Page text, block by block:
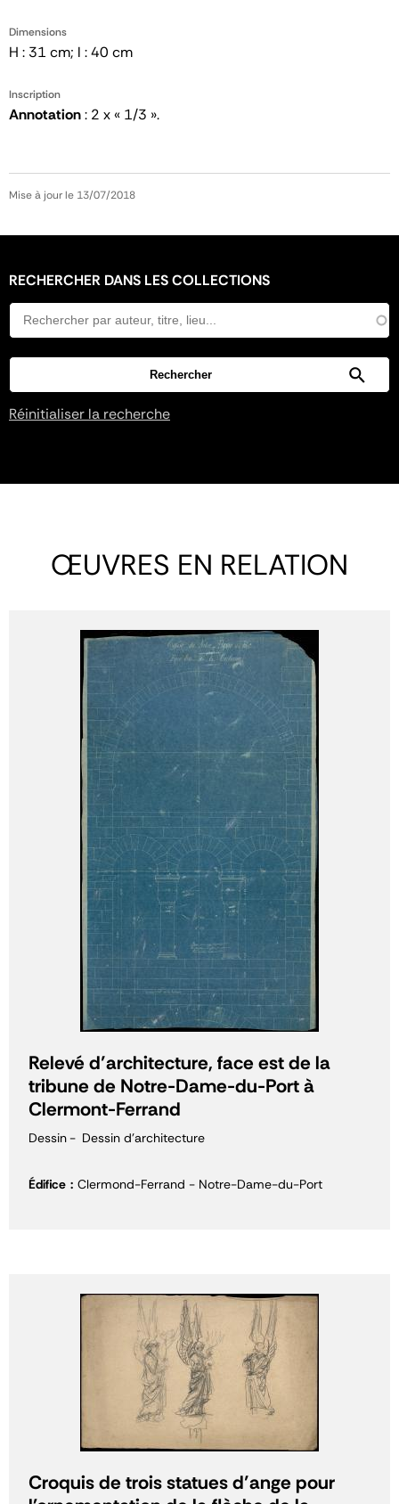
Dimensions
H : 31 cm; l : 40 cm
Inscription
Annotation: 2 x « 1/3 ».
Mise à jour le 13/07/2018
RECHERCHER DANS LES COLLECTIONS
Réinitialiser la recherche
ŒUVRES EN RELATION
Relevé d’architecture, face est de la
tribune de Notre-Dame-du-Port à
Clermont-Ferrand
Dessin Dessin d'architecture
Édifice Clermond-Ferrand - Notre-Dame-du-Port
Croquis de trois statues d’ange pour